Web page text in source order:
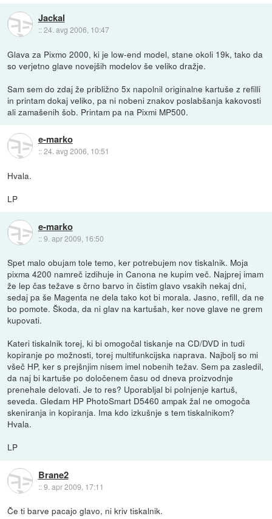
Jackal
::24. avg 2006, 10:47
Glava za Pixmo 2000, ki je low-end model, stane okoli 19k, tako da
so verjetno glave novejših modelov še veliko dražje.
Sam sem do zdaj že približno 5x napolnil originalne kartuše z refilli
in printam dokaj veliko, pa ni nobeni znakov poslabšanja kakovosti
ali zamašenih šob. Printam pa na Pixmi MP500.
e-marko
::24. avg 2006, 10:51
Hvala.
LP
e-marko
::9. apr 2009, 16:50
Spet malo obujam tole temo, ker potrebujem nov tiskalnik. Moja
pixma 4200 namreč izdihuje in Canona ne kupim več. Najprej imam
že lep čas težave s črno barvo in čistim glavo vsakih nekaj dni,
sedaj pa še Magenta ne dela tako kot bi morala. Jasno, refill, da ne
bo pomote. Škoda, da ni glav na kartušah, ker nove glave ne grem
kupovati.
Kateri tiskalnik torej, ki bi omogočal tiskanje na CD/DVD in tudi
kopiranje po možnosti, torej multifunkcijska naprava. Najbolj so mi
všeč HP, ker s prejšnjim nisem imel nobenih težav. Sem pa zasledil,
da naj bi kartuše po določenem času od dneva proizvodnje
prenehale delovati. Je to res? Uporabljal bi polnjenje kartuš,
seveda. Gledam HP PhotoSmart D5460 ampak žal ne omogoča
skeniranja in kopiranja. Ima kdo izkušnje s tem tiskalnikom?
Hvala.
LP
Brane2
::9. apr 2009, 17:11
Če ti barve pacajo glavo, ni kriv tiskalnik.